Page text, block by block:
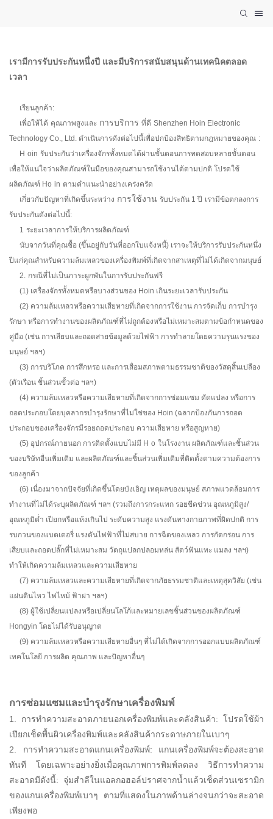
เรามีการรับประกันหนึ่งปี และมีบริการสนับสนุนด้านเทคนิคตลอด
เวลา
เรียนลูกค้า:
เพื่อให้ได้ คุณภาพสูงและ การบริการ ที่ดี Shenzhen Hoin Electronic
Technology Co., Ltd. ดำเนินการดังต่อไปนี้เพื่อปกป้องสิทธิตามกฎหมายของคุณ :
H oin รับประกันว่าเครื่องจักรทั้งหมดได้ผ่านขั้นตอนการทดสอบหลายขั้นตอน
เพื่อให้แน่ใจว่าผลิตภัณฑ์ในมือของคุณสามารถใช้งานได้ตามปกติ โปรดใช้
ผลิตภัณฑ์ Ho in ตามคำแนะนำอย่างเคร่งครัด
เกี่ยวกับปัญหาที่เกิดขึ้นระหว่าง การใช้งาน รับประกัน 1 ปี เรามีข้อตกลงการ
รับประกันดังต่อไปนี้:
1 ระยะเวลาการให้บริการผลิตภัณฑ์
นับจากวันที่คุณซื้อ (ขึ้นอยู่กับวันที่ออกใบแจ้งหนี้) เราจะให้บริการรับประกันหนึ่ง
ปีแก่คุณสำหรับความล้มเหลวของเครื่องพิมพ์ที่เกิดจากสาเหตุที่ไม่ได้เกิดจากมนุษย์
2.
กรณีที่ไม่เป็นภาระผูกพันในการรับประกันฟรี
(1) เครื่องจักรทั้งหมดหรือบางส่วนของ Hoin เกินระยะเวลารับประกัน
(2) ความล้มเหลวหรือความเสียหายที่เกิดจากการใช้งาน การจัดเก็บ การบำรุง
รักษา หรือการทำงานของผลิตภัณฑ์ที่ไม่ถูกต้องหรือไม่เหมาะสมตามข้อกำหนดของ
คู่มือ (เช่น การเสียบและถอดสายข้อมูลด้วยไฟฟ้า การทำลายโดยความรุนแรงของ
มนุษย์ ฯลฯ)
(3) การบริโภค การสึกหรอ และการเสื่อมสภาพตามธรรมชาติของวัสดุสิ้นเปลือง
(ตัวเรือน ชิ้นส่วนขั้วต่อ ฯลฯ)
(4) ความล้มเหลวหรือความเสียหายที่เกิดจากการซ่อมแซม ดัดแปลง หรือการ
ถอดประกอบโดยบุคลากรบำรุงรักษาที่ไม่ใช่ของ Hoin (ฉลากป้องกันการถอด
ประกอบของเครื่องจักรมีรอยถอดประกอบ ความเสียหาย หรือสูญหาย)
(5) อุปกรณ์ภายนอก การติดตั้งแบบไม่มี H o ในโรงงาน ผลิตภัณฑ์และชิ้นส่วน
ของบริษัทอื่นเพิ่มเติม และผลิตภัณฑ์และชิ้นส่วนเพิ่มเติมที่ติดตั้งตามความต้องการ
ของลูกค้า
(6) เนื่องมาจากปัจจัยที่เกิดขึ้นโดยบังเอิญ เหตุผลของมนุษย์ สภาพแวดล้อมการ
ทำงานที่ไม่ได้ระบุผลิตภัณฑ์ ฯลฯ (รวมถึงการกระแทก รอยขีดข่วน อุณหภูมิสูง/
อุณหภูมิต่ำ เปียกหรือแห้งเกินไป ระดับความสูง แรงดันทางกายภาพที่ผิดปกติ การ
รบกวนของแบตเตอรี่ แรงดันไฟฟ้าที่ไม่สบาย การฉีดของเหลว การกัดกร่อน การ
เสียบและถอดปลั๊กที่ไม่เหมาะสม วัตถุแปลกปลอมหล่น สัตว์ฟันแทะ แมลง ฯลฯ)
ทำให้เกิดความล้มเหลวและความเสียหาย
(7) ความล้มเหลวและความเสียหายที่เกิดจากภัยธรรมชาติและเหตุสุดวิสัย (เช่น
แผ่นดินไหว ไฟไหม้ ฟ้าผ่า ฯลฯ)
(8) ผู้ใช้เปลี่ยนแปลงหรือเปลี่ยนโลโก้และหมายเลขชิ้นส่วนของผลิตภัณฑ์
Hongyin โดยไม่ได้รับอนุญาต
(9) ความล้มเหลวหรือความเสียหายอื่นๆ ที่ไม่ได้เกิดจากการออกแบบผลิตภัณฑ์
เทคโนโลยี การผลิต คุณภาพ และปัญหาอื่นๆ
การซ่อมแซมและบำรุงรักษาเครื่องพิมพ์
1. การทำความสะอาดภายนอกเครื่องพิมพ์และคลังสินค้า: โปรดใช้ผ้า
เปียกเช็ดพื้นผิวเครื่องพิมพ์และคลังสินค้ากระดาษภายในเบาๆ
2. การทำความสะอาดแกนเครื่องพิมพ์: แกนเครื่องพิมพ์จะต้องสะอาด
ทันที โดยเฉพาะอย่างยิ่งเมื่อคุณภาพการพิมพ์ลดลง วิธีการทำความ
สะอาดมีดังนี้: จุ่มสำลีในแอลกอฮอล์ปราศจากน้ำแล้วเช็ดส่วนเซรามิก
ของแกนเครื่องพิมพ์เบาๆ ตามที่แสดงในภาพด้านล่างจนกว่าจะสะอาด
เพียงพอ